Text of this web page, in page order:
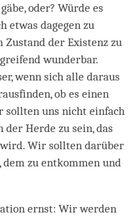
oder? Würde es
etwas dagegen zu
Zustand der Existenz zu
wunderbar.
wenn sich alle daraus
ob es einen
sollten uns nicht einfach
Herde zu sein, das
Wir sollten darüber
dem zu entkommen und
ernst: Wir werden